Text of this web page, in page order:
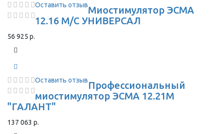
Оставить отзывМиостимулятор ЭСМА
12.16 М/С УНИВЕРСАЛ
56 925 р.
Оставить отзывПрофессиональный
миостимулятор ЭСМА 12.21М
"ГАЛАНТ"
137 063 р.